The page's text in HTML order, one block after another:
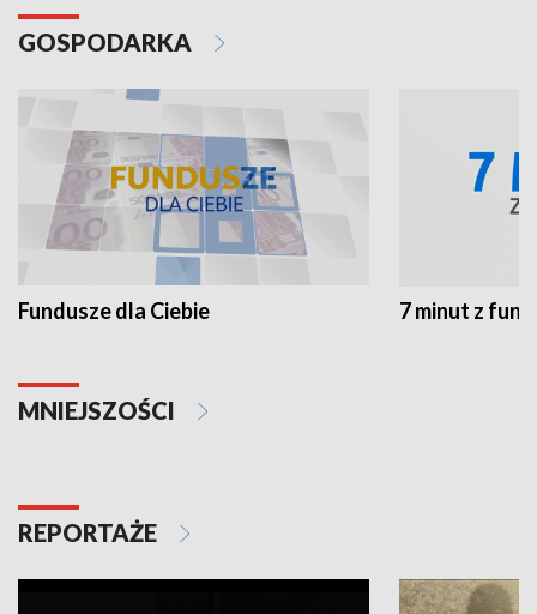
GOSPODARKA
Fundusze dla Ciebie 7 minut z
MNIEJSZOŚCI
REPORTAŻE